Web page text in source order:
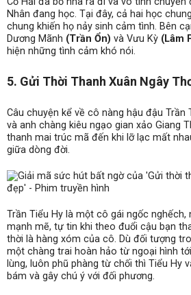
Nhân đang học. Tại đây, cả hai học
chung khiến họ nảy sinh cảm tình. Bên
Dương Mãnh (Trần Ổn) và Vưu Kỳ (Lâm
hiện những tình cảm khó nói.
5. Gửi Thời Thanh Xuân Ngây
Câu chuyện kể về cô nàng hậu đậu Trần
và anh chàng kiêu ngạo gian xảo Giang
thanh mai trúc mã đến khi lỡ lạc mất
giữa dòng đời.
Trần Tiểu Hy là một cô gái ngốc nghếch,
mạnh mẽ, tự tin khi theo đuổi cậu bạn
thời là hàng xóm của cô. Dù đối tượng
một chàng trai hoàn hảo từ ngoại hình
lùng, luôn phũ phàng từ chối thì Tiểu Hy
bám và gây chú ý với đối phương.